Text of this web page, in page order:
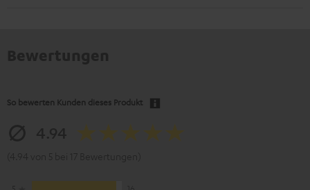
So bewerten Kunden dieses Produkt